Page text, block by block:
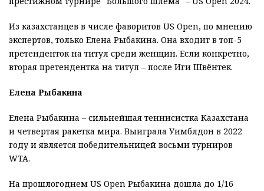
Из казахстанцев в числе фаворитов US Open, по мнению
экспертов, только Елена Рыбакина. Она входит в топ-5
претенденток на титул среди женщин. Если конкретно,
вторая претендентка на титул – после Иги Швёнтек.
Елена Рыбакина
Елена Рыбакина – сильнейшая теннисистка Казахстана
и четвертая ракетка мира. Выиграла Уимблдон в 2022
году и является победительницей восьми турниров
WTA.
На прошлогоднем US Open Рыбакина дошла до 1/16